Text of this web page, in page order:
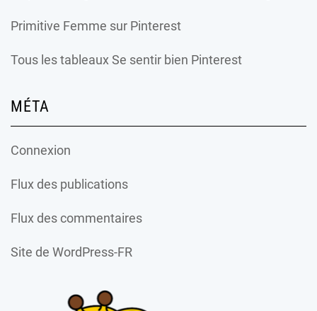
Primitive Femme sur Pinterest
Tous les tableaux Se sentir bien Pinterest
MÉTA
Connexion
Flux des publications
Flux des commentaires
Site de WordPress-FR